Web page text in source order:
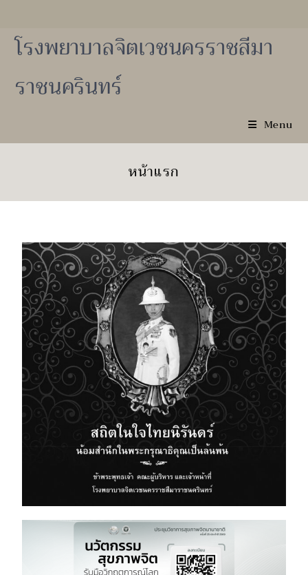
โรงพยาบาลจิตเวชนครราชสีมา
ราชนครินทร์
Menu
หน้าแรก